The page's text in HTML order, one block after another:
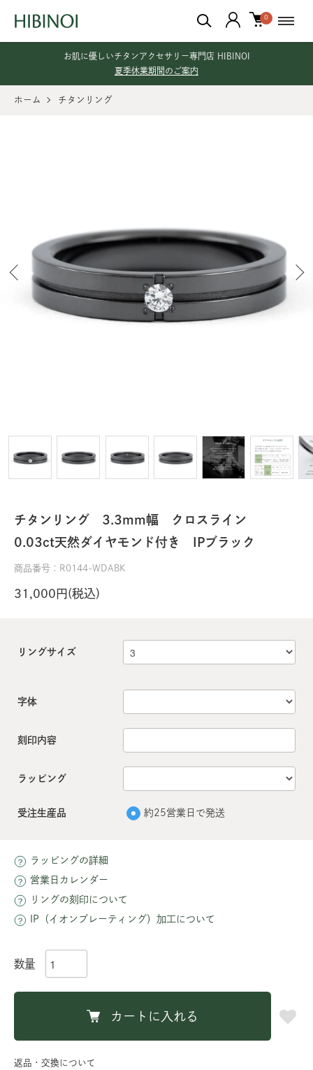
お肌に優しいチタンアクセサリー専門店 HIBINOI
夏季休業期間のご案内
0
ホーム チタンリング
チタンリング 3.3mm幅 クロスライン
0.03ct天然ダイヤモンド付き IPブラック
商品番号：R0144-WDABK
31,000円(税込)
リングサイズ
字体
刻印内容
ラッピング
受注生産品 約25営業日で発送
ラッピングの詳細
営業日カレンダー
リングの刻印について
IP（イオンプレーティング）加工について
数量
カートに入れる
返品・交換について